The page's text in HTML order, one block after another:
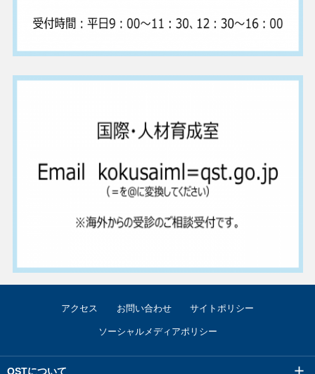
アクセス お問い合わせ サイトポリシー
ソーシャルメディアポリシー
QSTについて